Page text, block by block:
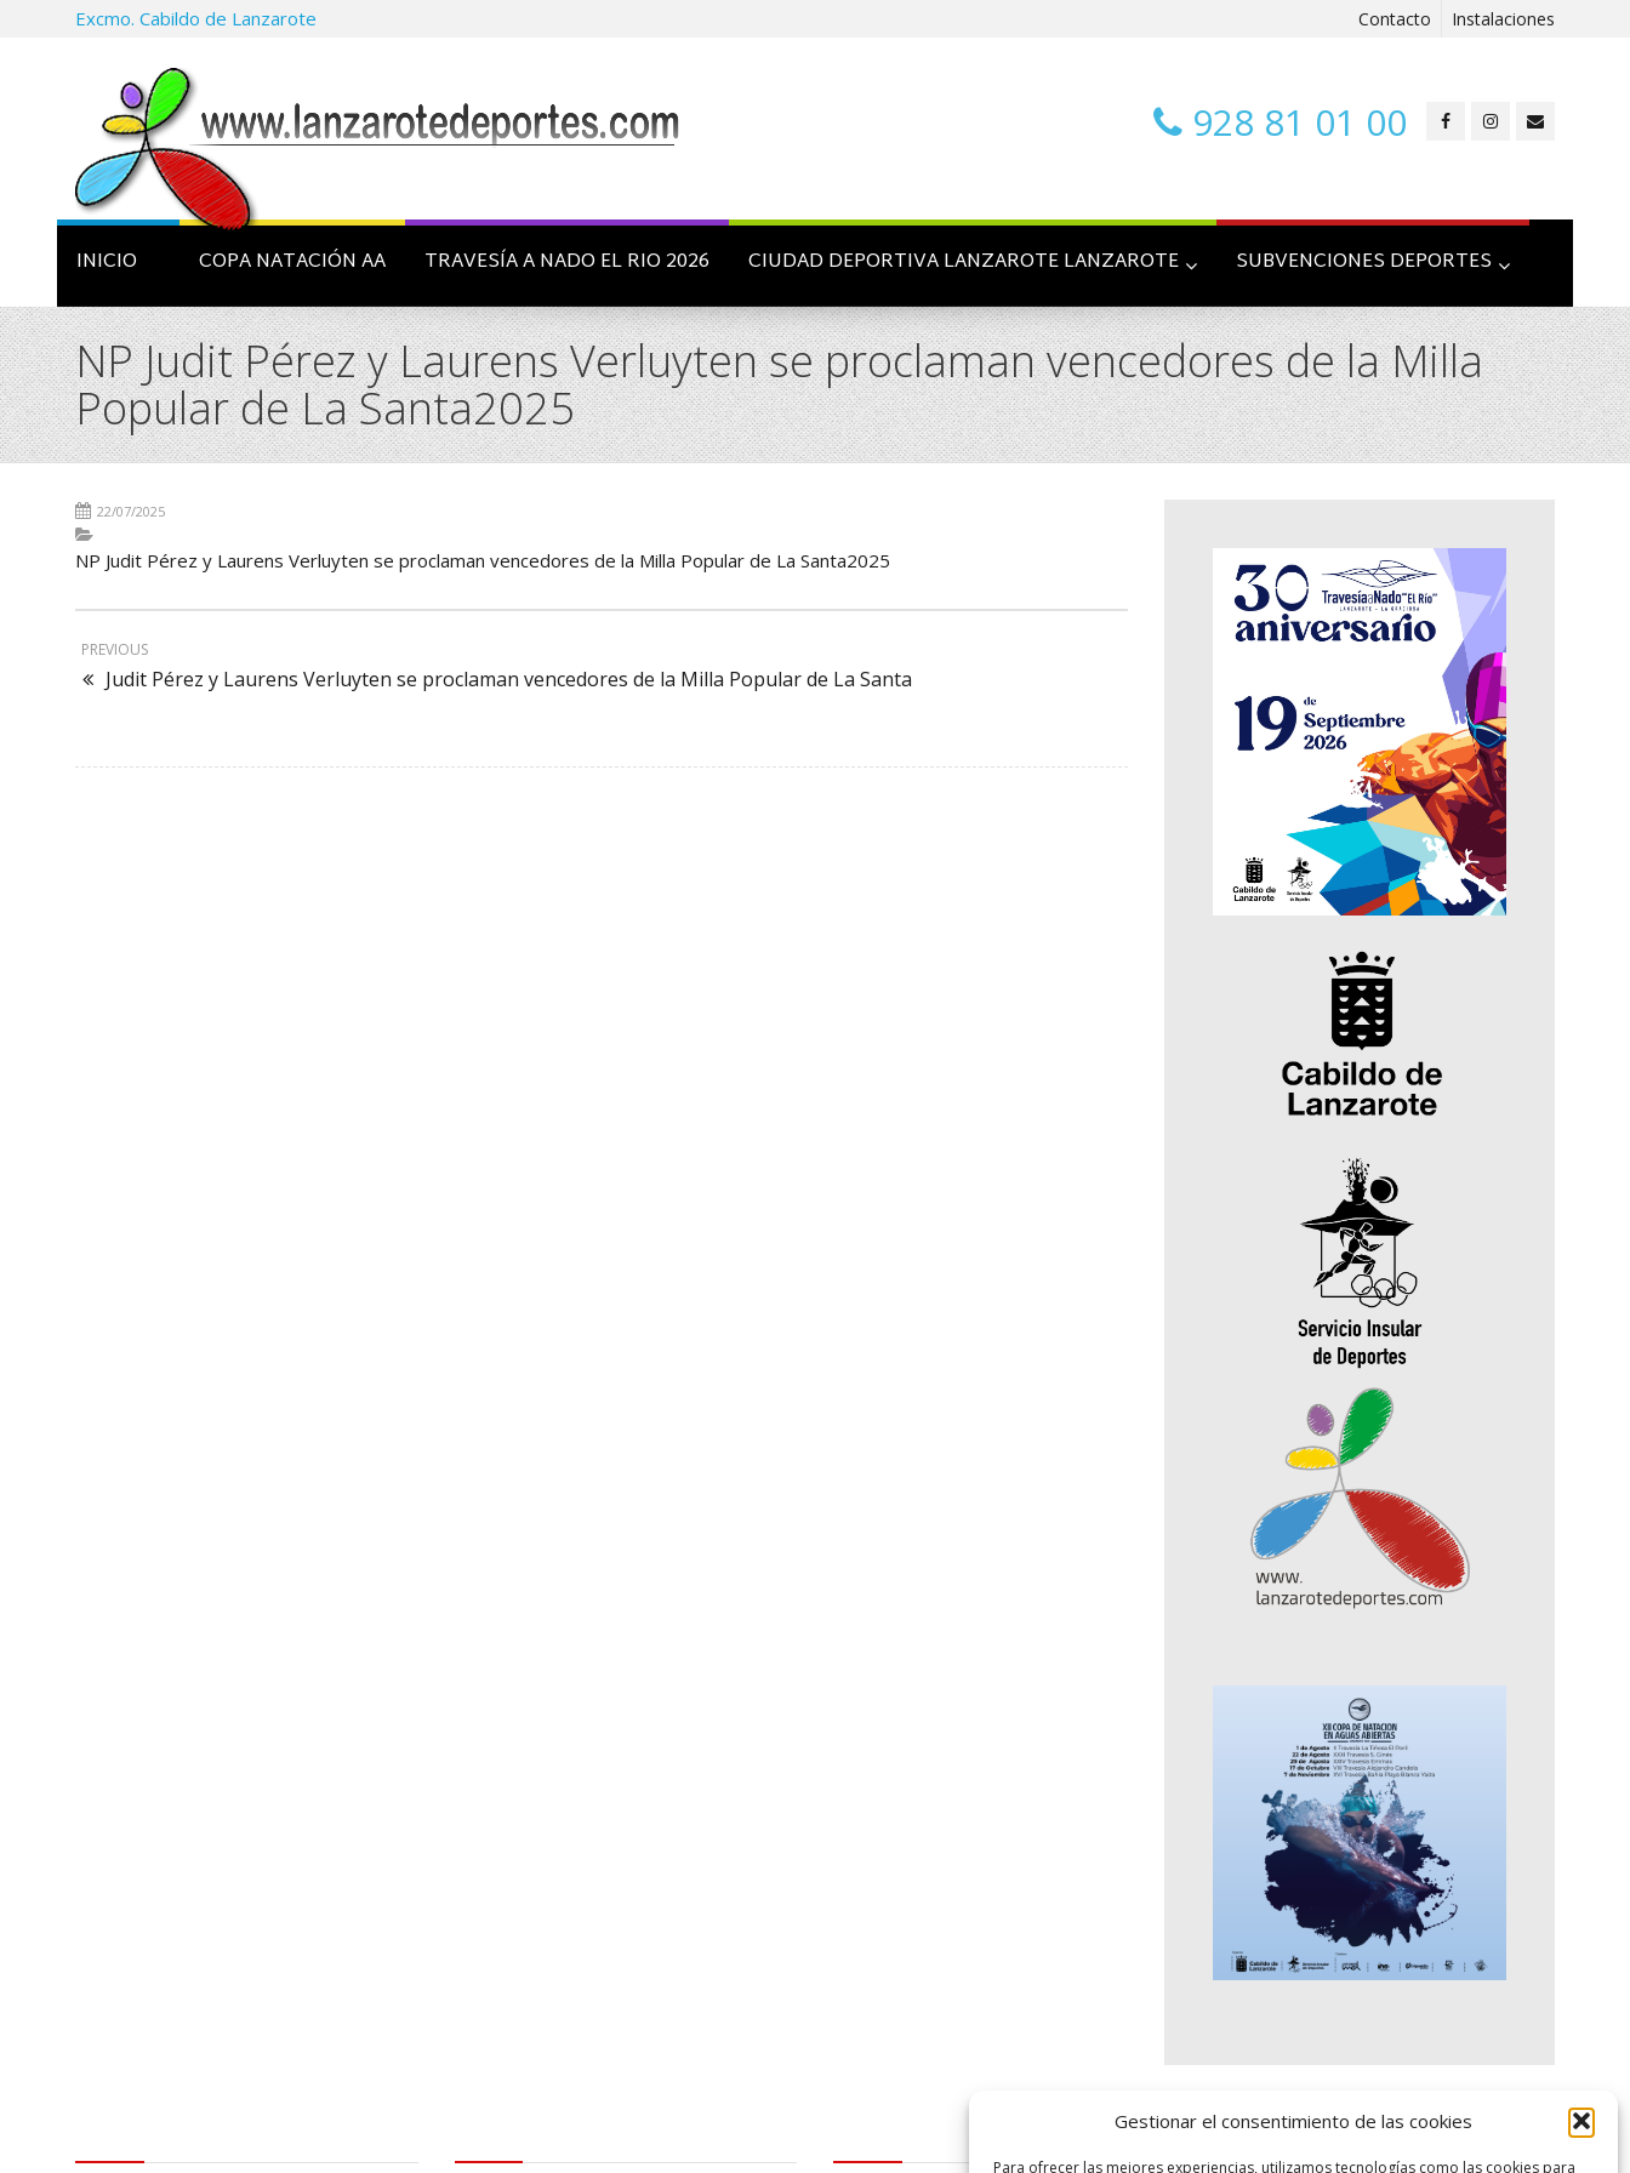
Gestionar el consentimiento de las cookies
Para ofrecer las mejores experiencias, utilizamos tecnologías como las cookies para
Excmo. Cabildo de Lanzarote Contacto Instalaciones
928 81 01 00
INICIO COPA NATACIÓN AA TRAVESÍA A NADO EL RIO 2026 CIUDAD DEPORTIVA LANZAROTE LANZAROTE SUBVENCIONES DEPORTES
NP Judit Pérez y Laurens Verluyten se proclaman vencedores de la Milla
Popular de La Santa2025
22/07/2025
NP Judit Pérez y Laurens Verluyten se proclaman vencedores de la Milla Popular de La Santa2025
PREVIOUS
Judit Pérez y Laurens Verluyten se proclaman vencedores de la Milla Popular de La Santa
logo SID